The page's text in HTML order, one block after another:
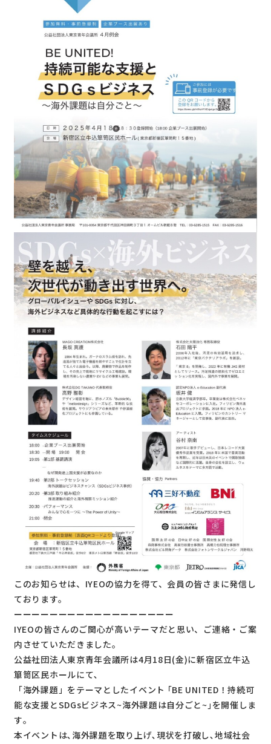
このお知らせは、IYEOの協力を得て、会員の皆さまに発信し
ております。
ーーーーーーーーーーーーーーーーーー
IYEOの皆さんのご関心が高いテーマだと思い、ご連絡・ご案
内させていただきました。
公益社団法人東京青年会議所は4月18日(金)に新宿区立牛込
箪笥区民ホールにて､
「海外課題」をテーマとしたイベント ｢BE UNITED！持続可
能な支援とSDGsビジネス~海外課題は自分ごと~｣を開催しま
す｡
本イベントは､海外課題を取り上げ､現状を打破し､地域社会